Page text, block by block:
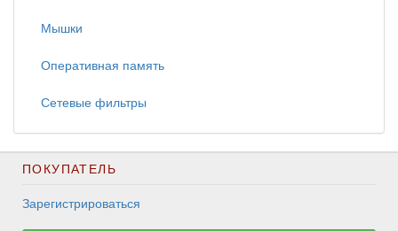
Мышки
Оперативная память
Сетевые фильтры
ПОКУПАТЕЛЬ
Зарегистрироваться